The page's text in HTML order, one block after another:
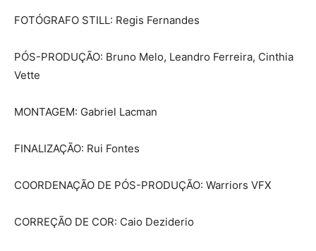
FOTÓGRAFO STILL: Regis Fernandes
PÓS-PRODUÇÃO: Bruno Melo, Leandro Ferreira, Cinthia
Vette
MONTAGEM: Gabriel Lacman
FINALIZAÇÃO: Rui Fontes
COORDENAÇÃO DE PÓS-PRODUÇÃO: Warriors VFX
CORREÇÃO DE COR: Caio Deziderio